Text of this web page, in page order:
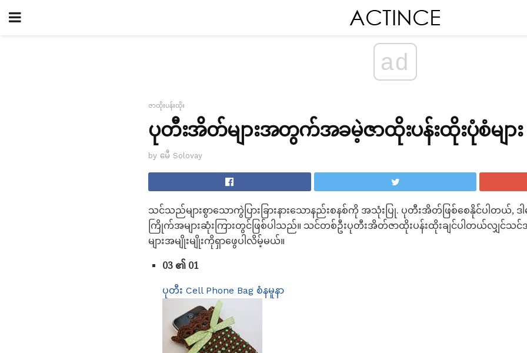
ad
ဇာထိုးပန်းထိုး
ပုတီးအိတ်များအတွက်အခမဲ့ဇာထိုးပန်းထိုးပုံစံများ
by မေီ Solovay
သင်သည်များစွာသောကွဲပြားခြားနားသောနည်းစနစ်ကို အသုံးပြု. ပုတီးအိတ်ဖြစ်စေနိုင်ပါတယ်,
ကြိုက်အများဆုံးကြားတွင်ဖြစ်ပါသည်။ သင်တစ်ဦးပုတီးအိတ်ဇာထိုးပန်းထိုးချင်ပါတယ်လျှင်သင်
များအမျိုးမျိုးကိုရှာဖွေပါလိမ့်မယ်။
03 ၏ 01
ပုတီး Cell Phone Bag စံနမူနာ